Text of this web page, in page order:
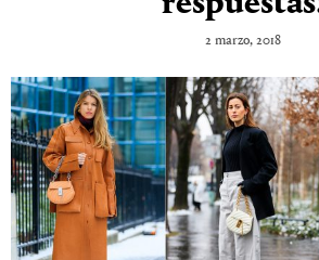
2 marzo, 2018